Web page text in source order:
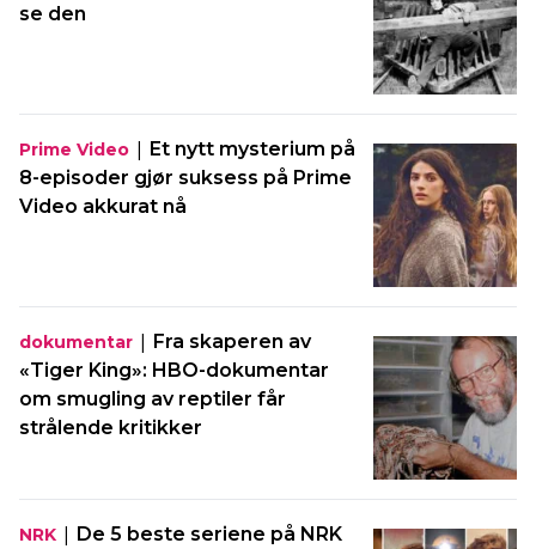
se den
Prime Video | Et nytt mysterium på
8-episoder gjør suksess på Prime
Video akkurat nå
dokumentar | Fra skaperen av
«Tiger King»: HBO-dokumentar
om smugling av reptiler får
strålende kritikker
NRK | De 5 beste seriene på NRK